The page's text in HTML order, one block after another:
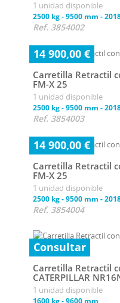
1 unidad disponible
2500 kg-9500 mm -
Ref. 3854002
14 900,00 €
Carretilla Retractil
FM-X 25
1 unidad disponible
2500 kg-9500 mm -
Ref. 3854003
14 900,00 €
Carretilla Retractil
FM-X 25
1 unidad disponible
2500 kg-9500 mm -
Ref. 3854004
Consultar
Carretilla Retractil
CATERPILLAR
1 unidad disponible
1600 kg-9600 mm